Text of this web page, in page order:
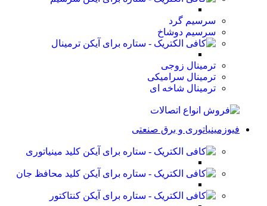
سرسیم گرد
سرسیم دوشاخ
ترمینال
ترمینال زوجی
ترمینال سرامیکی
ترمینال شاخه ای
فیوزمینیاتوری و برق صنعتی
کلید مینیاتوری
کلید محافظ جان
کنتاکتور